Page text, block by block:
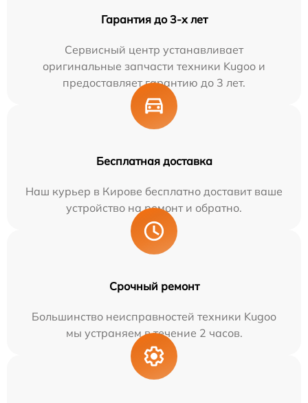
Гарантия до 3-х лет
Сервисный центр устанавливает
оригинальные запчасти техники Kugoo и
предоставляет гарантию до 3 лет.
Бесплатная доставка
Наш курьер в Кирове бесплатно доставит ваше
устройство на ремонт и обратно.
Срочный ремонт
Большинство неисправностей техники Kugoo
мы устраняем в течение 2 часов.